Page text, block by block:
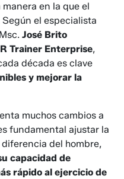
en la que el
el especialista
José Brito
Trainer Enterprise,
década es clave
y mejorar la
muchos cambios a
fundamental ajustar la
del hombre,
capacidad de
rápido al ejercicio de